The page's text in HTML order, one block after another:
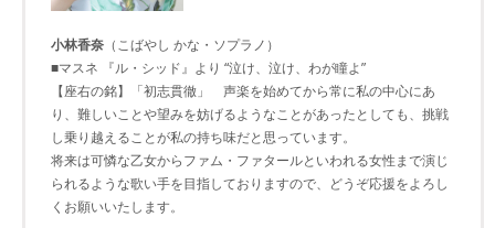
小林香奈 （こばやし かな・ソプラノ）
■マスネ 『ル・シッド』より “泣け、泣け、わが瞳よ”
【座右の銘】「初志貫徹」 声楽を始めてから常に私の中心にあ
り、難しいことや望みを妨げるようなことがあったとしても、挑戦
し乗り越えることが私の持ち味だと思っています。
将来は可憐な乙女からファム・ファタールといわれる女性まで演じ
られるような歌い手を目指しておりますので、どうぞ応援をよろし
くお願いいたします。